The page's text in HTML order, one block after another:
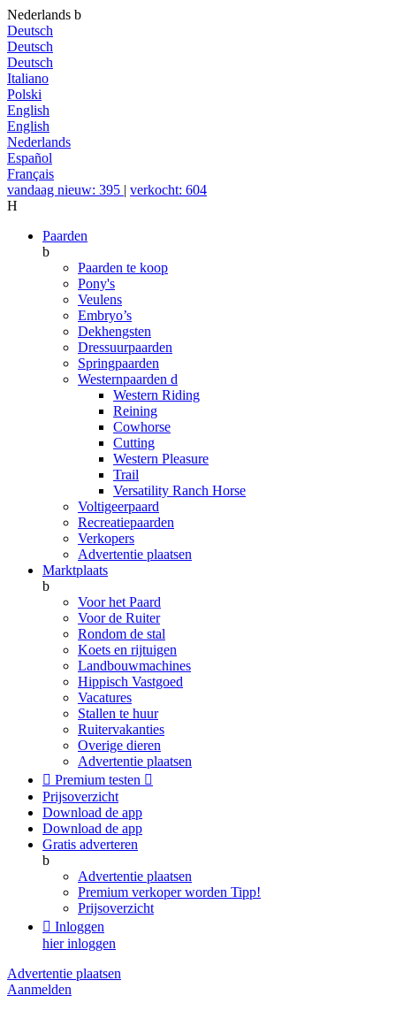
Nederlands b
Deutsch
Deutsch
Deutsch
Italiano
Polski
English
English
Nederlands
Español
Français
vandaag nieuw: 395 | verkocht: 604
H
Paarden
b
Paarden te koop
Pony's
Veulens
Embryo’s
Dekhengsten
Dressuurpaarden
Springpaarden
Westernpaarden d
Western Riding
Reining
Cowhorse
Cutting
Western Pleasure
Trail
Versatility Ranch Horse
Voltigeerpaard
Recreatiepaarden
Verkopers
Advertentie plaatsen
Marktplaats
b
Voor het Paard
Voor de Ruiter
Rondom de stal
Koets en rijtuigen
Landbouwmachines
Hippisch Vastgoed
Vacatures
Stallen te huur
Ruitervakanties
Overige dieren
Advertentie plaatsen
 Premium testen 
Prijsoverzicht
Download de app
Download de app
Gratis adverteren
b
Advertentie plaatsen
Premium verkoper worden Tipp!
Prijsoverzicht
 Inloggen
hier inloggen
Advertentie plaatsen
Aanmelden